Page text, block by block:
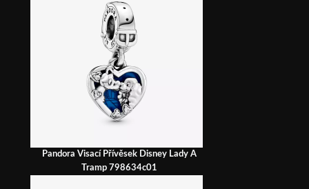
Pandora Visací Přívěsek Disney Lady A
Tramp 798634c01